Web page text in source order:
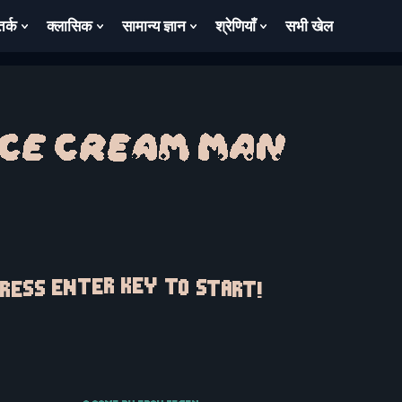
Show
क्लासिक
Show
सामान्य ज्ञान
Show
श्रेणियाँ
Show
सभी खेल